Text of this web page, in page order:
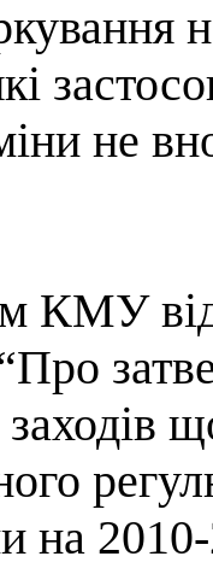
не
КМУ
Про
на